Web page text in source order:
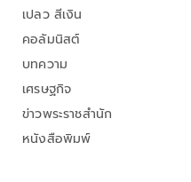
เปลว สีเงิน
คอลัมนิสต์
บทความ
เศรษฐกิจ
ข่าวพระราชสำนัก
หนังสือพิมพ์